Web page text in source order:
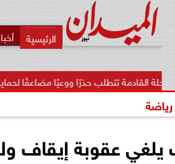
حذرًا ووعيًا مضاعفًا لحماية الأمن...
رياضة
عقوبة إيقاف